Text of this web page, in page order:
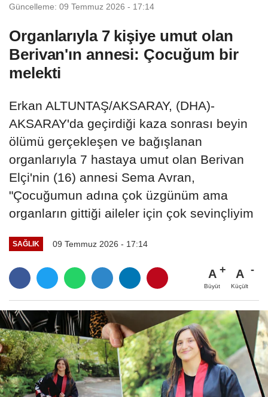
Güncelleme: 09 Temmuz 2026 - 17:14
Organlarıyla 7 kişiye umut olan
Berivan'ın annesi: Çocuğum bir
melekti
Erkan ALTUNTAŞ/AKSARAY, (DHA)-
AKSARAY'da geçirdiği kaza sonrası beyin
ölümü gerçekleşen ve bağışlanan
organlarıyla 7 hastaya umut olan Berivan
Elçi'nin (16) annesi Sema Avran,
"Çocuğumun adına çok üzgünüm ama
organların gittiği aileler için çok sevinçliyim
SAĞLIK 09 Temmuz 2026 - 17:14
A
Büyüt
A
Küçült